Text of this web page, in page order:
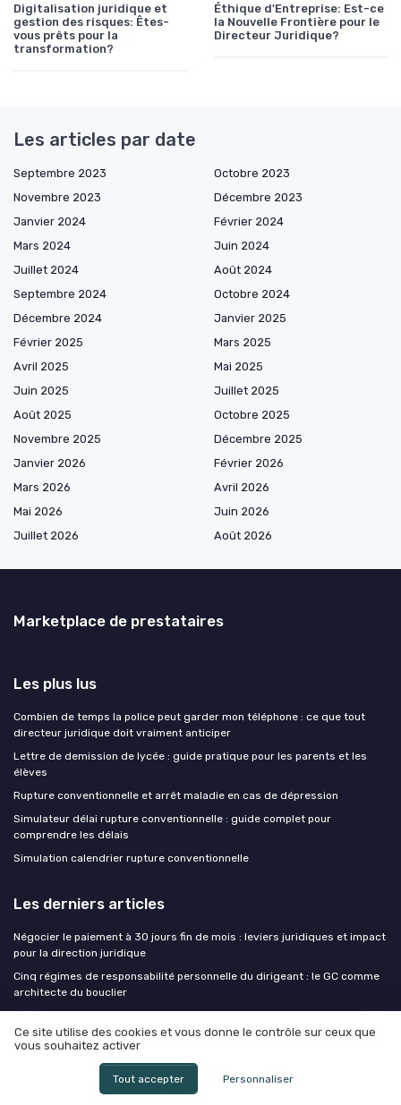
Digitalisation juridique et
gestion des risques: Êtes-
vous prêts pour la
transformation?
Éthique d'Entreprise: Est-ce
la Nouvelle Frontière pour le
Directeur Juridique?
Les articles par date
Septembre 2023
Octobre 2023
Novembre 2023
Décembre 2023
Janvier 2024
Février 2024
Mars 2024
Juin 2024
Juillet 2024
Août 2024
Septembre 2024
Octobre 2024
Décembre 2024
Janvier 2025
Février 2025
Mars 2025
Avril 2025
Mai 2025
Juin 2025
Juillet 2025
Août 2025
Octobre 2025
Novembre 2025
Décembre 2025
Janvier 2026
Février 2026
Mars 2026
Avril 2026
Mai 2026
Juin 2026
Juillet 2026
Août 2026
Marketplace de prestataires
Les plus lus
Combien de temps la police peut garder mon téléphone : ce que tout
directeur juridique doit vraiment anticiper
Lettre de demission de lycée : guide pratique pour les parents et les
élèves
Rupture conventionnelle et arrêt maladie en cas de dépression
Simulateur délai rupture conventionnelle : guide complet pour
comprendre les délais
Simulation calendrier rupture conventionnelle
Les derniers articles
Négocier le paiement à 30 jours fin de mois : leviers juridiques et impact
pour la direction juridique
Cinq régimes de responsabilité personnelle du dirigeant : le GC comme
architecte du bouclier
Maîtriser le bail authentique reçu par notaire : un levier stratégique pour
la négociation de contrats de location en entreprise
doivent organiser avant le décret d'application
Maîtriser la saisie attribution sur compte bancaire : leviers stratégiques
Ce site utilise des cookies et vous donne le contrôle sur ceux que
vous souhaitez activer
Tout accepter Personnaliser